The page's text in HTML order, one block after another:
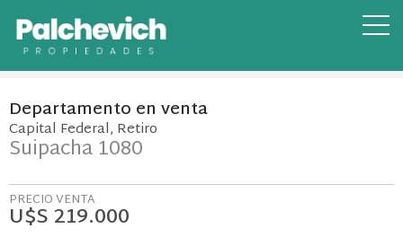
Departamento en venta
Capital Federal Retiro
Suipacha 1080
PRECIO VENTA
U$S 219.000